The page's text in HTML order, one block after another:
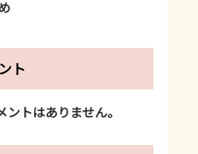
ト
トはありません。